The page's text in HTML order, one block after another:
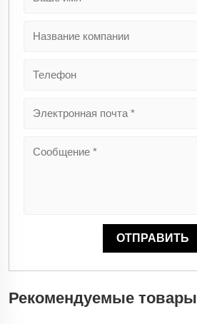
Рекомендуемые товары